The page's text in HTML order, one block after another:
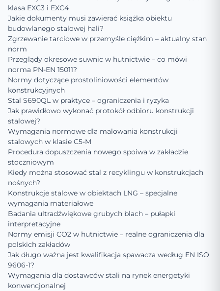
klasa EXC3 i EXC4
Jakie dokumenty musi zawierać książka obiektu
budowlanego stalowej hali?
Zgrzewanie tarciowe w przemyśle ciężkim – aktualny stan
norm
Przeglądy okresowe suwnic w hutnictwie – co mówi
norma PN-EN 15011?
Normy dotyczące prostoliniowości elementów
konstrukcyjnych
Stal S690QL w praktyce – ograniczenia i ryzyka
Jak prawidłowo wykonać protokół odbioru konstrukcji
stalowej?
Wymagania normowe dla malowania konstrukcji
stalowych w klasie C5-M
Procedura dopuszczenia nowego spoiwa w zakładzie
stoczniowym
Kiedy można stosować stal z recyklingu w konstrukcjach
nośnych?
Konstrukcje stalowe w obiektach LNG – specjalne
wymagania materiałowe
Badania ultradźwiękowe grubych blach – pułapki
interpretacyjne
Normy emisji CO2 w hutnictwie – realne ograniczenia dla
polskich zakładów
Jak długo ważna jest kwalifikacja spawacza według EN ISO
9606-1?
Wymagania dla dostawców stali na rynek energetyki
konwencjonalnej